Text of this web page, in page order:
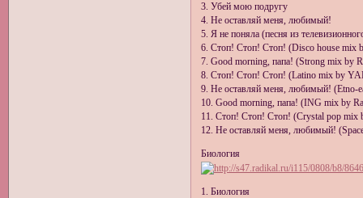
3. Убей мою подругу
4. Не оставляй меня, любимый!
5. Я не поняла (песня из
6. Стоп! Стоп! Стоп! (Disco house mix
7. Good morning, папа! (Strong mix by
8. Стоп! Стоп! Стоп! (Latino mix by
9. Не оставляй меня, любимый! (Etno-
10. Good morning, папа! (ING mix by
11. Стоп! Стоп! Стоп! (Crystal pop mix
12. Не оставляй меня, любимый!
Биология
1. Биология